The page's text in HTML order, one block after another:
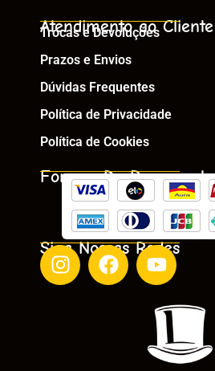
Atendimento ao Cliente
Trocas e Devoluções
Prazos e Envios
Dúvidas Frequentes
Política de Privacidade
Política de Cookies
Formas De Pagamento
Siga Nossas Redes